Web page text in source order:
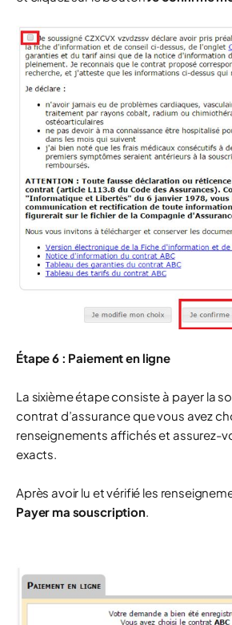
Étape 6 : Paiement en ligne
La sixième étape consiste à payer la
contrat d’assurance que vous avez
renseignements affichés et assurez-
exacts.
Après avoir lu et vérifié les
Payer ma souscription.